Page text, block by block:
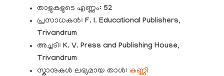
താളുകളുടെ എണ്ണം: 52
പ്രസാധകൻ:F. I. Educational Publishers,
Trivandrum
അച്ചടി: K. V. Press and Publishing House,
Trivandrum
സ്കാനുകൾ ലഭ്യമായ താൾ: കണ്ണി